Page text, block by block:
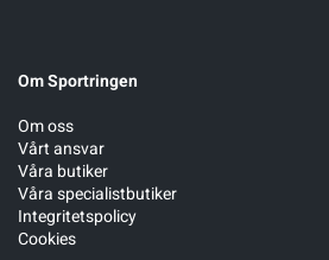
Om Sportringen
Om oss
Vårt ansvar
Våra butiker
Våra specialistbutiker
Integritetspolicy
Cookies